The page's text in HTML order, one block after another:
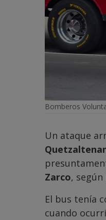
Bomberos
Un ataque
Zarco,
El bus tenía
cuando